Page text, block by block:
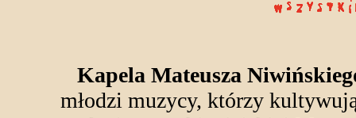
Kapela Mateusza
młodzi muzycy, którzy